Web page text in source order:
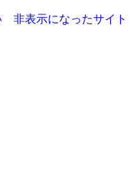
非表示になったサイト